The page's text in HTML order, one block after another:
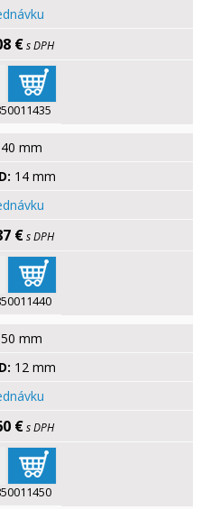
€s DPH
40 mm
14 mm
€s DPH
50 mm
12 mm
€s DPH